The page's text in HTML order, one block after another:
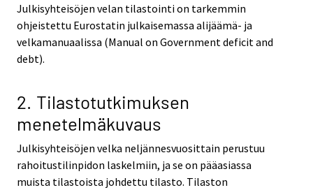
Julkisyhteisöjen velan tilastointi on tarkemmin
ohjeistettu Eurostatin julkaisemassa alijäämä- ja
velkamanuaalissa (Manual on Government deficit and
debt).
2. Tilastotutkimuksen
menetelmäkuvaus
Julkisyhteisöjen velka neljännesvuosittain perustuu
rahoitustilinpidon laskelmiin, ja se on pääasiassa
muista tilastoista johdettu tilasto. Tilaston